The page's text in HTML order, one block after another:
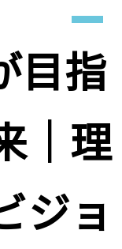
目指
｜理
ジョ